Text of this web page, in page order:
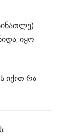
იყო
იქით რა